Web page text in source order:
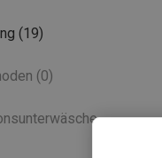
(19)
(0)